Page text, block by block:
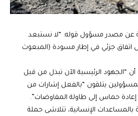
12 الإسرائيلية عن مصدر مسؤول قوله: “لا نستبعد
اتفاق جزئي في إطار مسودة (المبعوث
“الجهود الرئيسية الآن تبذل من قبل
يتلقون “بالفعل إشارات من
حماس إلى طاولة المفاوضات”.
بالمساعدات الإنسانية، تتلاشى حملة